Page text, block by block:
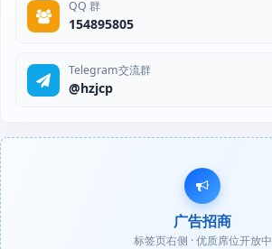
QQ 群
154895805
Telegram交流群
@hzjcp
广告招商
标签页右侧 · 优质席位开放中